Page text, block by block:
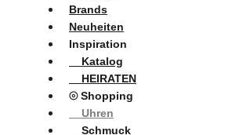
Brands
Neuheiten
Inspiration
Katalog
HEIRATEN
⦾ Shopping
Uhren
Schmuck